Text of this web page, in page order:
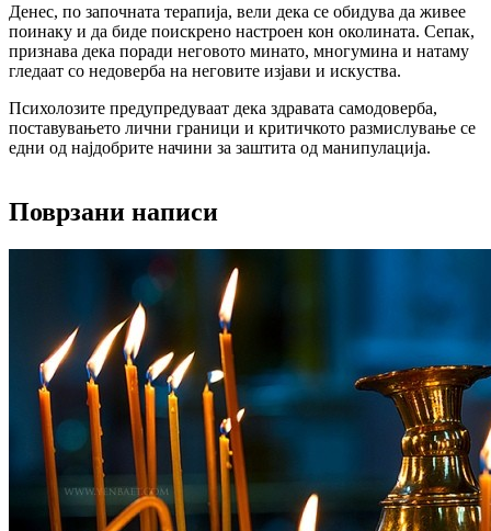
Денес, по започната терапија, вели дека се обидува да живее
поинаку и да биде поискрено настроен кон околината. Сепак,
признава дека поради неговото минато, многумина и натаму
гледаат со недоверба на неговите изјави и искуства.
Психолозите предупредуваат дека здравата самодоверба,
поставувањето лични граници и критичкото размислување се
едни од најдобрите начини за заштита од манипулација.
Поврзани написи